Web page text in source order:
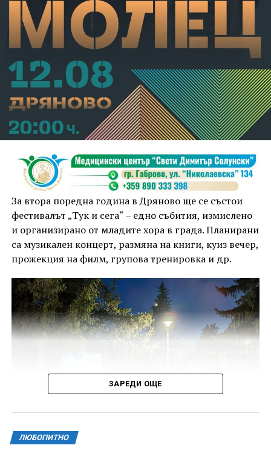
За втора поредна година в Дряново ще се състои
фестивалът „Тук и сега“ – едно събития, измислено
и организирано от младите хора в града. Планирани
са музикален концерт, размяна на книги, куиз вечер,
прожекция на филм, групова тренировка и др.
ЗАРЕДИ ОЩЕ
ЛЮБОПИТНО